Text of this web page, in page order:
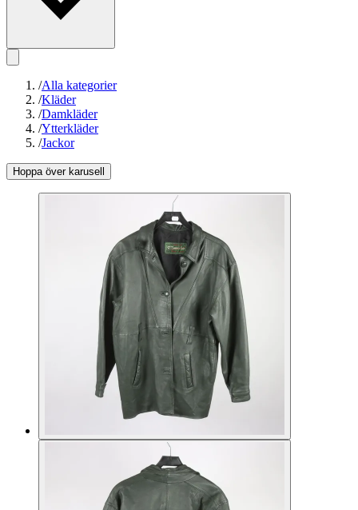
/Alla kategorier
/Kläder
/Damkläder
/Ytterkläder
/Jackor
Hoppa över karusell